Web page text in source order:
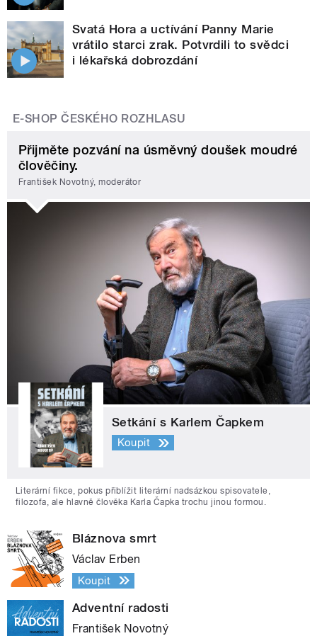
Svatá Hora a uctívání Panny Marie
vrátilo starci zrak. Potvrdili to svědci
i lékařská dobrozdání
E-SHOP ČESKÉHO ROZHLASU
Přijměte pozvání na úsměvný doušek moudré
člověčiny.
František Novotný, moderátor
Setkání s Karlem Čapkem
Koupit
Literární fikce, pokus přiblížit literární nadsázkou spisovatele,
filozofa, ale hlavně člověka Karla Čapka trochu jinou formou.
Bláznova smrt
Václav Erben
Koupit
Adventní radosti
František Novotný